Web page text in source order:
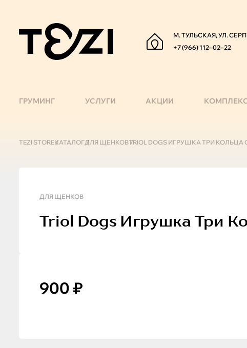
М. ТУЛЬСКАЯ, УЛ.
+7 (966) 112‒02‒22
ГРУМИНГ УСЛУГИ АКЦИИ
TEZI STOREКАТАЛОГДЛЯ ЩЕНКОВTRIOL DOGS ИГРУШКА ТРИ КОЛЬЦА
ДЛЯ ЩЕНКОВ
Triol Dogs Игрушка Три
900 ₽